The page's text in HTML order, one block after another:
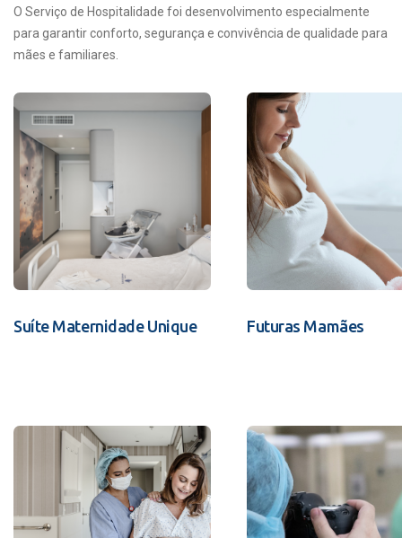
O Serviço de Hospitalidade foi desenvolvimento especialmente
para garantir conforto, segurança e convivência de qualidade para
mães e familiares.
Suíte Maternidade Unique Futuras Mamães